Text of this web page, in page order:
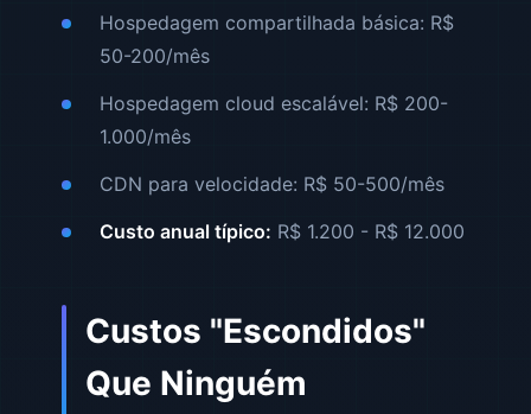
Hospedagem compartilhada básica: R$
50-200/mês
Hospedagem cloud escalável: R$ 200-
1.000/mês
CDN para velocidade: R$ 50-500/mês
Custo anual típico: R$ 1.200 - R$ 12.000
Custos "Escondidos"
Que Ninguém